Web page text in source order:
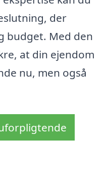
der
budget. Med den
at din ejendom
nu, men også